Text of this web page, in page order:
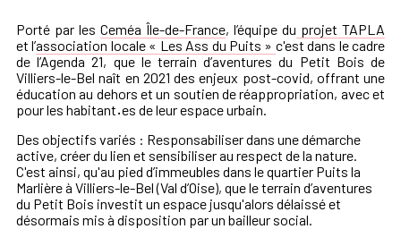
Porté par les Ceméa Île-de-France, l’équipe du projet TAPLA
et l’association locale « Les Ass du Puits » c'est dans le cadre
de l’Agenda 21, que le terrain d’aventures du Petit Bois de
Villiers-le-Bel naît en 2021 des enjeux post-covid, offrant une
éducation au dehors et un soutien de réappropriation, avec et
pour les habitant·es de leur espace urbain.
Des objectifs variés : Responsabiliser dans une démarche
active, créer du lien et sensibiliser au respect de la nature.
C'est ainsi, qu'au pied d’immeubles dans le quartier Puits la
Marlière à Villiers-le-Bel (Val d’Oise), que le terrain d’aventures
du Petit Bois investit un espace jusqu'alors délaissé et
désormais mis à disposition par un bailleur social.